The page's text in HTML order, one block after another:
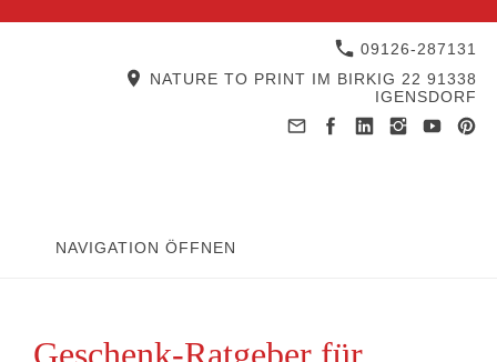
09126-287131
NATURE TO PRINT IM BIRKIG 22 91338
IGENSDORF
NAVIGATION ÖFFNEN